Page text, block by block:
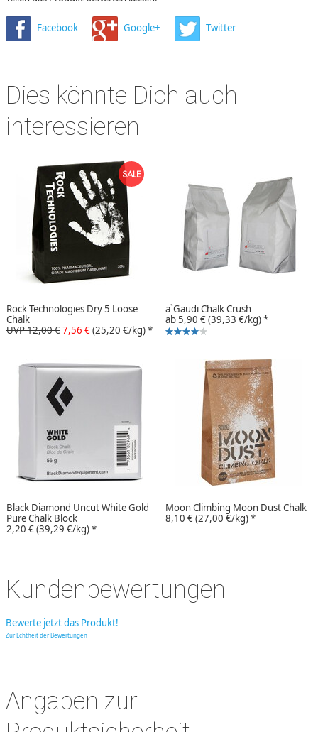
Facebook Google+ Twitter
Dies könnte Dich auch
interessieren
Rock Technologies Dry 5 Loose
Chalk
UVP 12,00 €7,56 €(25,20 €/kg)*
a`Gaudi Chalk Crush
ab5,90 €(39,33 €/kg)*
Black Diamond Uncut White Gold
Pure Chalk Block
2,20 €(39,29 €/kg)*
Moon Climbing Moon Dust Chalk
8,10 €(27,00 €/kg)*
Kundenbewertungen
Bewerte jetzt das Produkt!
Zur Echtheit der Bewertungen
Angaben zur